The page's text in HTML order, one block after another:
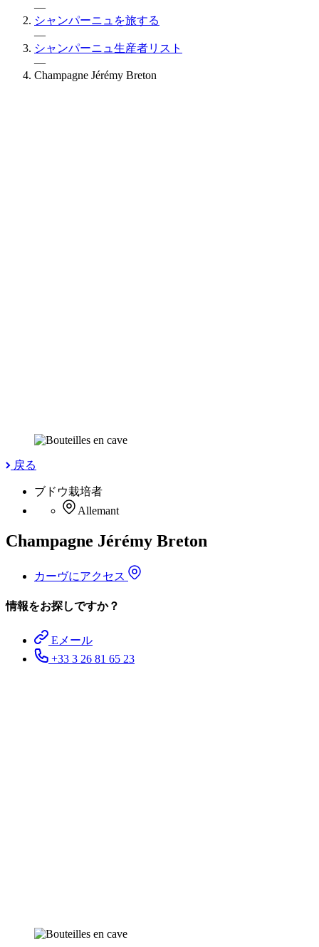
—
シャンパーニュを旅する
—
シャンパーニュ生産者リスト
—
Champagne Jérémy Breton
戻る
ブドウ栽培者
Allemant
Champagne Jérémy Breton
カーヴにアクセス
情報をお探しですか？
Eメール
+33 3 26 81 65 23